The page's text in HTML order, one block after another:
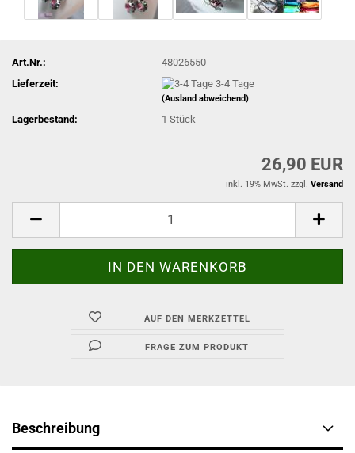
Art.Nr.:
48026550
Lieferzeit:
3-4 Tage
(Ausland abweichend)
Lagerbestand: 1Stück
26,90 EUR
inkl. 19% MwSt. zzgl. Versand
AUF DEN MERKZETTEL
FRAGE ZUM PRODUKT
Beschreibung